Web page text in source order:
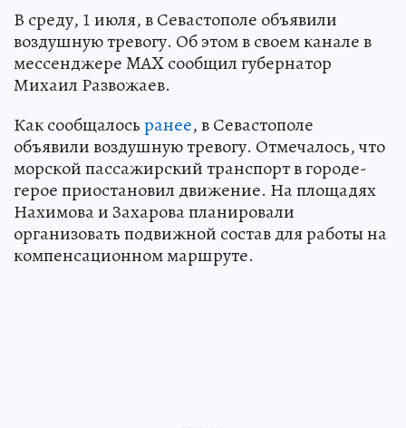
В среду, 1 июля, в Севастополе объявили
воздушную тревогу. Об этом в своем канале в
мессенджере MAX сообщил губернатор
Михаил Развожаев.
Как сообщалосьранее, в Севастополе
объявили воздушную тревогу. Отмечалось, что
морской пассажирский транспорт в городе-
герое приостановил движение. На площадях
Нахимова и Захарова планировали
организовать подвижной состав для работы на
компенсационном маршруте.